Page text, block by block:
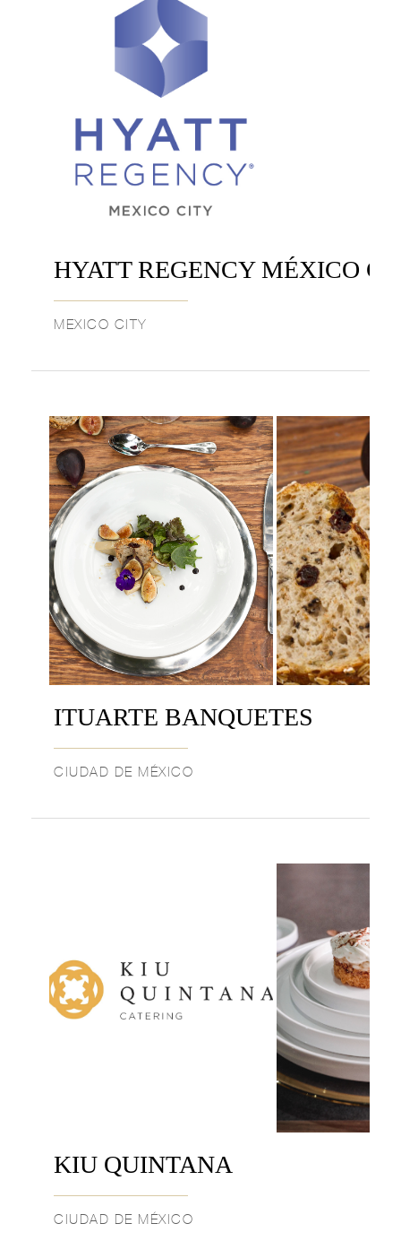
HYATT REGENCY MÉXICO
MEXICO CITY
ITUARTE BANQUETES
CIUDAD DE MÉXICO
KIU QUINTANA
CIUDAD DE MÉXICO